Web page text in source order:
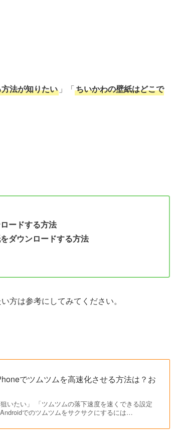
法が知りたい 」「ちいかわの壁紙はどこで
ードする方法
ダウンロードする方法
方は参考にしてみてください。
でツムツムを高速化させる方法は？お
いたい」 「ツムツムの落下速度を速くできる設定
でのツムツムをサクサクにするには…